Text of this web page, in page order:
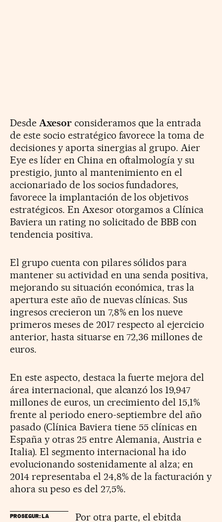
Desde Axesorconsideramos que la entrada
de este socio estratégico favorece la toma de
decisiones y aporta sinergias al grupo. Aier
Eye es líder en China en oftalmología y su
prestigio, junto al mantenimiento en el
accionariado de los socios fundadores,
favorece la implantación de los objetivos
estratégicos. En Axesor otorgamos a Clínica
Baviera un rating no solicitado de BBB con
tendencia positiva.
El grupo cuenta con pilares sólidos para
mantener su actividad en una senda positiva,
mejorando su situación económica, tras la
apertura este año de nuevas clínicas. Sus
ingresos crecieron un 7,8% en los nueve
primeros meses de 2017 respecto al ejercicio
anterior, hasta situarse en 72,36 millones de
euros.
En este aspecto, destaca la fuerte mejora del
área internacional, que alcanzó los 19,947
millones de euros, un crecimiento del 15,1%
frente al periodo enero-septiembre del año
pasado (Clínica Baviera tiene 55 clínicas en
España y otras 25 entre Alemania, Austria e
Italia). El segmento internacional ha ido
evolucionando sostenidamente al alza; en
2014 representaba el 24,8% de la facturación y
ahora su peso es del 27,5%.
PROSEGUR: LA
Por otra parte, el ebitda